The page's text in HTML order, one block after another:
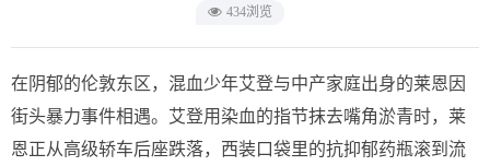
434浏览
在阴郁的伦敦东区，混血少年艾登与中产家庭出身的莱恩因
街头暴力事件相遇。艾登用染血的指节抹去嘴角淤青时，莱
恩正从高级轿车后座跌落，西装口袋里的抗抑郁药瓶滚到流